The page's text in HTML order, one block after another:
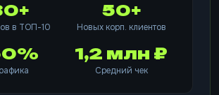
в ТОП-10
50+
Новых корп. клиентов
1,2 млн ₽
Средний чек